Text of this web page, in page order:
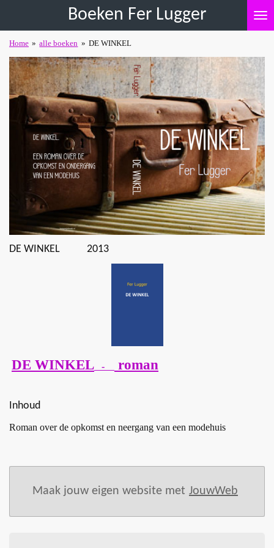
de
hoofdinhoud
Boeken Fer Lugger
Home » alle boeken » DE WINKEL
DE WINKEL 2013
DE WINKEL - roman
Inhoud
Roman over de opkomst en neergang van een modehuis
Maak jouw eigen website met JouwWeb